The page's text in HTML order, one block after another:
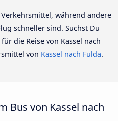
während andere
schneller sind. Suchst Du
die Reise von Kassel nach
von Kassel nach Fulda.
Bus von Kassel nach